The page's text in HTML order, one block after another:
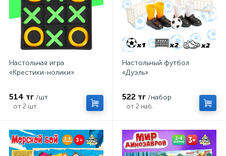
Настольная игра
«Крестики-нолики»
514 тг /шт
от 2 шт.
Настольный футбол
«Дуэль»
522 тг /набор
от 2 наб.